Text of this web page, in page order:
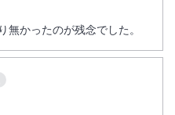
休館のお知らせ
かったのが残念でした。